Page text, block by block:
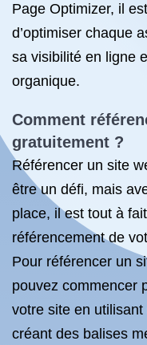
Page Optimizer, il
d’optimiser chaque
sa visibilité en ligne
organique.
Comment
gratuitement ?
Référencer un site
être un défi, mais
place, il est tout à
référencement de
Pour référencer un
pouvez commencer
votre site en
créant des balises